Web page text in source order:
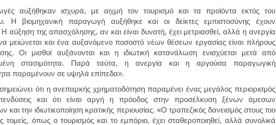
αυξήθηκαν ισχυρά, με αιχμή τον τουρισμό και τα προϊόντα εκτός του
Η βιομηχανική παραγωγή αυξήθηκε και οι δείκτες εμπιστοσύνης έχουν
Η αύξηση της απασχόλησης, αν και είναι δυνατή, έχει μετριασθεί, αλλά η ανεργία
να μειώνεται και ένα αυξανόμενο ποσοστό νέων θέσεων εργασίας είναι πλήρους
Οι μισθοί αυξάνονται και η ιδιωτική κατανάλωση ενισχύεται μετά από
στασιμότητα. Παρά ταύτα, η ανεργία και η αργούσα παραγωγική
παραμένουν σε υψηλά επίπεδα».
ότι η ανεπαρκής χρηματοδότηση παραμένει ένας μεγάλος περιορισμός
και ότι είναι αργή η πρόοδος στην προσέλκυση ξένων άμεσων
και την ιδιωτικοποίηση κρατικής περιουσίας. «Ο τραπεζικός δανεισμός στους πιο
τομείς, όπως ο τουρισμός και το εμπόριο, έχει σταθεροποιηθεί, αλλά συνολικά